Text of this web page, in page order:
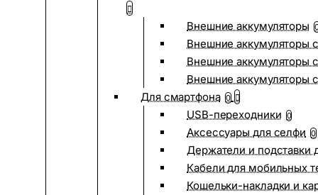
Внешние аккумуляторы
Внешние аккумуляторы
Внешние аккумуляторы
Внешние аккумуляторы
Для смартфона 0
USB-переходники 0
Аксессуары для селфи 0
Держатели и подставки
Кабели для мобильных
Кошельки-накладки и